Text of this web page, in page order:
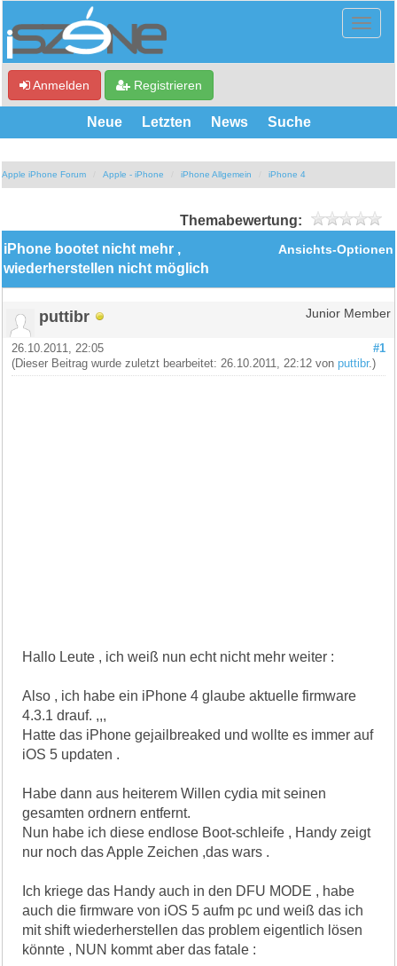
Anmelden Registrieren
Neue Letzten News Suche
Apple iPhone Forum Apple - iPhone iPhone Allgemein iPhone 4
Themabewertung:
Ansichts-Optionen
iPhone bootet nicht mehr ,
wiederherstellen nicht möglich
puttibr Junior Member
#1
26.10.2011, 22:05
(Dieser Beitrag wurde zuletzt bearbeitet: 26.10.2011, 22:12 vonputtibr.)
Hallo Leute , ich weiß nun echt nicht mehr weiter :
Also , ich habe ein iPhone 4 glaube aktuelle firmware
4.3.1 drauf. ,,,
Hatte das iPhone gejailbreaked und wollte es immer auf
iOS 5 updaten .
Habe dann aus heiterem Willen cydia mit seinen
gesamten ordnern entfernt.
Nun habe ich diese endlose Boot-schleife , Handy zeigt
nur noch das Apple Zeichen ,das wars .
Ich kriege das Handy auch in den DFU MODE , habe
auch die firmware von iOS 5 aufm pc und weiß das ich
mit shift wiederherstellen das problem eigentlich lösen
könnte , NUN kommt aber das fatale :